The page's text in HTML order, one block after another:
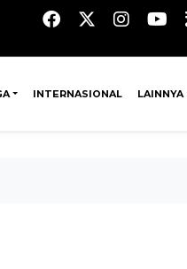
INTERNASIONAL LAINNYA